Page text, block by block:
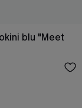
blu "Meet